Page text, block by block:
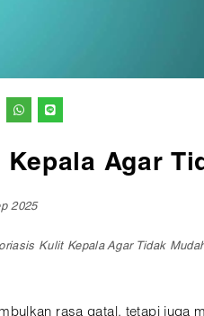
Agar
2025
Kulit Kepala Agar Tidak
rasa gatal, tetapi juga